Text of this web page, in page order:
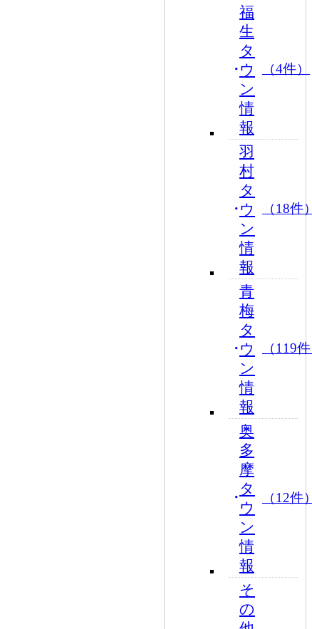
福
生
タ
ウ
ン
情
報
（4件）
羽
村
タ
ウ
ン
情
報
（18件
青
梅
タ
ウ
ン
情
報
（119
奥
多
摩
タ
ウ
ン
情
報
（12件
そ
の